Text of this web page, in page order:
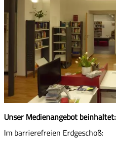
Unser Medienangebot beinhaltet:
Im barrierefreien Erdgeschoß: